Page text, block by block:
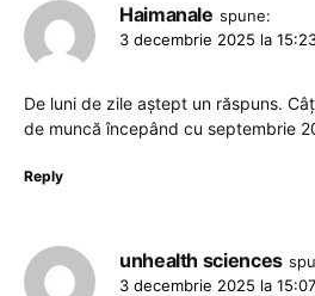
Haimanale spune:
3 decembrie 2025 la
De luni de zile aștept un răspuns.
de muncă începând cu septembrie
Reply
unhealth sciences
3 decembrie 2025 la 15:07